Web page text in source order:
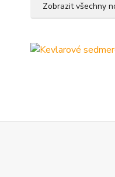
Zobrazit všechny